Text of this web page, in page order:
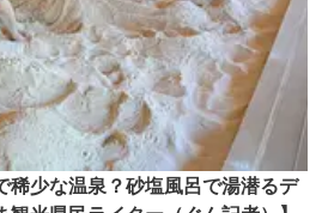
稀少な温泉？砂塩風呂で湯潜るデ